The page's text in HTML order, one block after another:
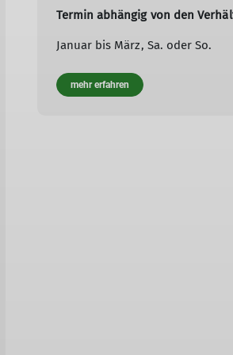
Termin abhängig von den
Januar bis März, Sa. oder So.
mehr erfahren